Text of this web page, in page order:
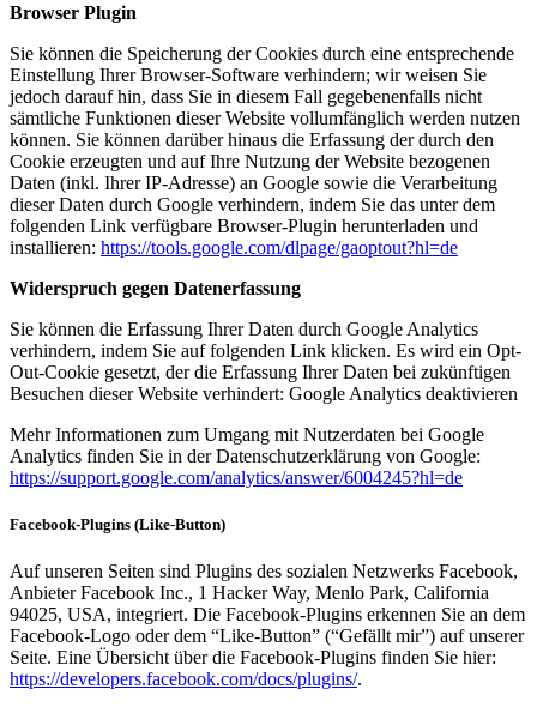
Browser Plugin
Sie können die Speicherung der Cookies durch eine entsprechende
Einstellung Ihrer Browser-Software verhindern; wir weisen Sie
jedoch darauf hin, dass Sie in diesem Fall gegebenenfalls nicht
sämtliche Funktionen dieser Website vollumfänglich werden nutzen
können. Sie können darüber hinaus die Erfassung der durch den
Cookie erzeugten und auf Ihre Nutzung der Website bezogenen
Daten (inkl. Ihrer IP-Adresse) an Google sowie die Verarbeitung
dieser Daten durch Google verhindern, indem Sie das unter dem
folgenden Link verfügbare Browser-Plugin herunterladen und
installieren: https://tools.google.com/dlpage/gaoptout?hl=de
Widerspruch gegen Datenerfassung
Sie können die Erfassung Ihrer Daten durch Google Analytics
verhindern, indem Sie auf folgenden Link klicken. Es wird ein Opt-
Out-Cookie gesetzt, der die Erfassung Ihrer Daten bei zukünftigen
Besuchen dieser Website verhindert: Google Analytics deaktivieren
Mehr Informationen zum Umgang mit Nutzerdaten bei Google
Analytics finden Sie in der Datenschutzerklärung von Google:
https://support.google.com/analytics/answer/6004245?hl=de
Facebook-Plugins (Like-Button)
Auf unseren Seiten sind Plugins des sozialen Netzwerks Facebook,
Anbieter Facebook Inc., 1 Hacker Way, Menlo Park, California
94025, USA, integriert. Die Facebook-Plugins erkennen Sie an dem
Facebook-Logo oder dem “Like-Button” (“Gefällt mir”) auf unserer
Seite. Eine Übersicht über die Facebook-Plugins finden Sie hier:
https://developers.facebook.com/docs/plugins/.